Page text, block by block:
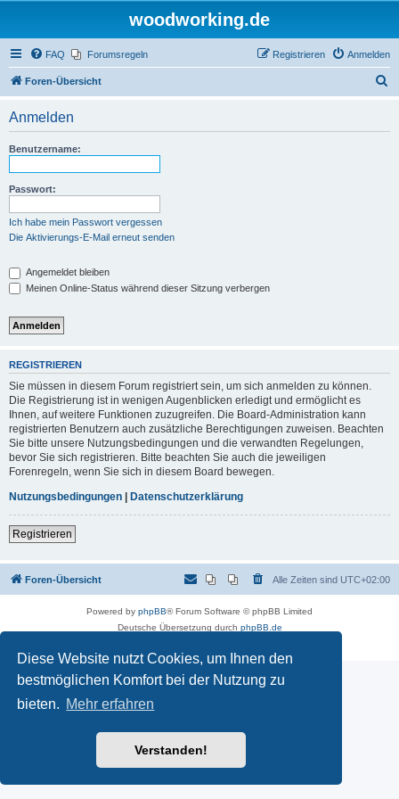
Diese Website nutzt Cookies, um Ihnen den
bestmöglichen Komfort bei der Nutzung zu
bieten. Mehr erfahren
Verstanden!
woodworking.de
FAQ Forumsregeln Anmelden
Registrieren
Foren-Übersicht
Anmelden
Benutzername:
Passwort:
Ich habe mein Passwort vergessen
Die Aktivierungs-E-Mail erneut senden
Angemeldet bleiben
Meinen Online-Status während dieser Sitzung verbergen
REGISTRIEREN
Sie müssen in diesem Forum registriert sein, um sich anmelden zu können.
Die Registrierung ist in wenigen Augenblicken erledigt und ermöglicht es
Ihnen, auf weitere Funktionen zuzugreifen. Die Board-Administration kann
registrierten Benutzern auch zusätzliche Berechtigungen zuweisen. Beachten
Sie bitte unsere Nutzungsbedingungen und die verwandten Regelungen,
bevor Sie sich registrieren. Bitte beachten Sie auch die jeweiligen
Forenregeln, wenn Sie sich in diesem Board bewegen.
Nutzungsbedingungen | Datenschutzerklärung
Registrieren
Foren-Übersicht Alle Zeiten sind UTC+02:00
Powered by phpBB® Forum Software © phpBB Limited
Deutsche Übersetzung durch phpBB.de